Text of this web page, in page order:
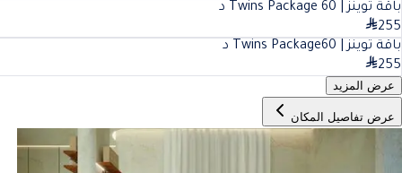
باقة توينز | Twins Package 60
د
255
باقة توينز | Twins Package 60
د
255
عرض المزيد
عرض تفاصيل المكان